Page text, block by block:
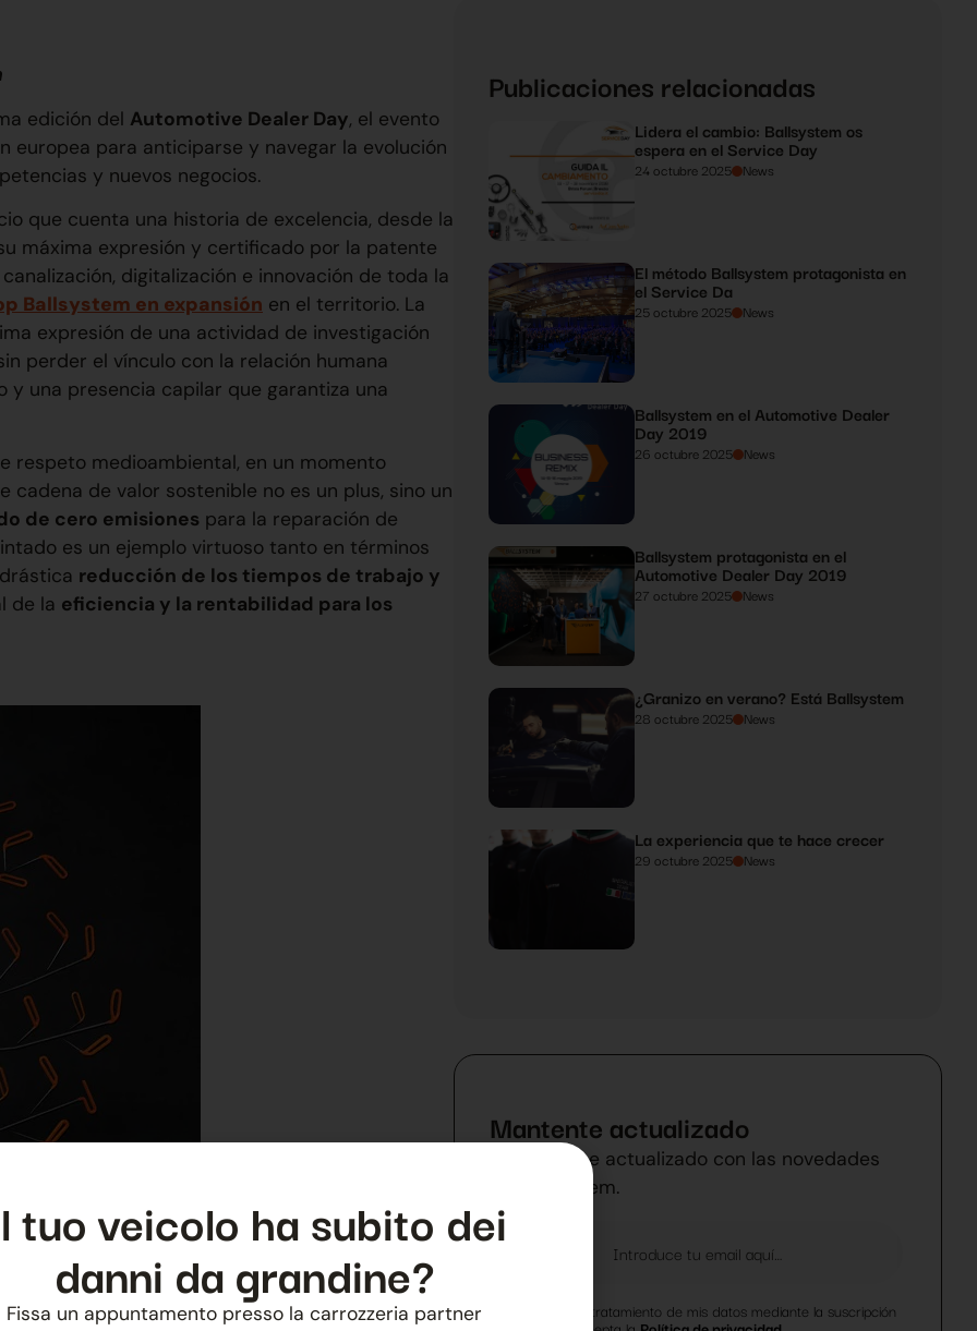
edición del Automotive Dealer Day, el evento
europea para anticiparse y navegar la evolución
y nuevos negocios.
que cuenta una historia de excelencia, desde la
máxima expresión y certificado por la patente
digitalización e innovación de toda la
Ballsystem en expansión en el territorio. La
expresión de una actividad de investigación
perder el vínculo con la relación humana
una presencia capilar que garantiza una
respeto medioambiental, en un momento
de valor sostenible no es un plus, sino un
de cero emisiones para la reparación de
es un ejemplo virtuoso tanto en términos
reducción de los tiempos de trabajo y
de la eficiencia y la rentabilidad para los
Publicaciones relacionadas
Lidera el cambio: Ballsystem os
espera en el Service Day
24 octubre 2025 News
El método Ballsystem protagonista en
el Service Da
25 octubre 2025 News
Ballsystem en el Automotive Dealer
Day 2019
26 octubre 2025 News
Ballsystem protagonista en el
Automotive Dealer Day 2019
27 octubre 2025 News
¿Granizo en verano? Está Ballsystem
28 octubre 2025 News
La experiencia que te hace crecer
29 octubre 2025 News
Mantente actualizado
Manténgase actualizado con las novedades
de BallSystem.
Acepto el tratamiento de mis datos mediante la suscripción
tuo veicolo ha subito dei
danni da grandine?
Fissa un appuntamento presso la carrozzeria partner